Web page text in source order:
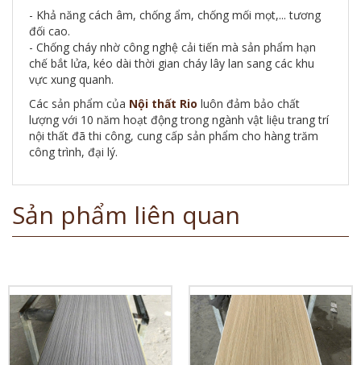
- Khả năng cách âm, chống ẩm, chống mối mọt,... tương
đối cao.
- Chống cháy nhờ công nghệ cải tiến mà sản phẩm hạn
chế bắt lửa, kéo dài thời gian cháy lây lan sang các khu
vực xung quanh.
Các sản phẩm của Nội thất Rio luôn đảm bảo chất
lượng với 10 năm hoạt động trong ngành vật liệu trang trí
nội thất đã thi công, cung cấp sản phẩm cho hàng trăm
công trình, đại lý.
Sản phẩm liên quan